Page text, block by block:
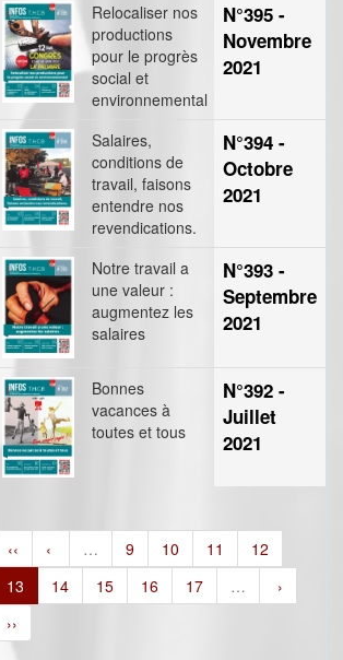
Relocaliser nos
productions
pour le progrès
social et
environnemental
N°395 -
Novembre
2021
Salaires,
conditions de
travail, faisons
entendre nos
revendications.
N°394 -
Octobre
2021
Notre travail a
une valeur :
augmentez les
salaires
N°393 -
Septembre
2021
Bonnes
vacances à
toutes et tous
N°392 -
Juillet
2021
‹‹ ‹ … 9 10 11
12
13
14 15 16 17 …
›
››